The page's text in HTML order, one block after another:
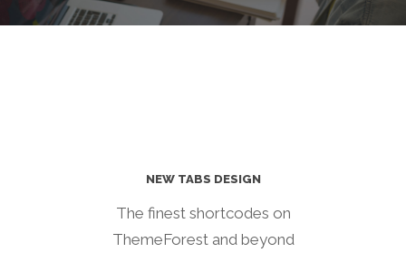
NEW TABS DESIGN
The finest shortcodes on
ThemeForest and beyond